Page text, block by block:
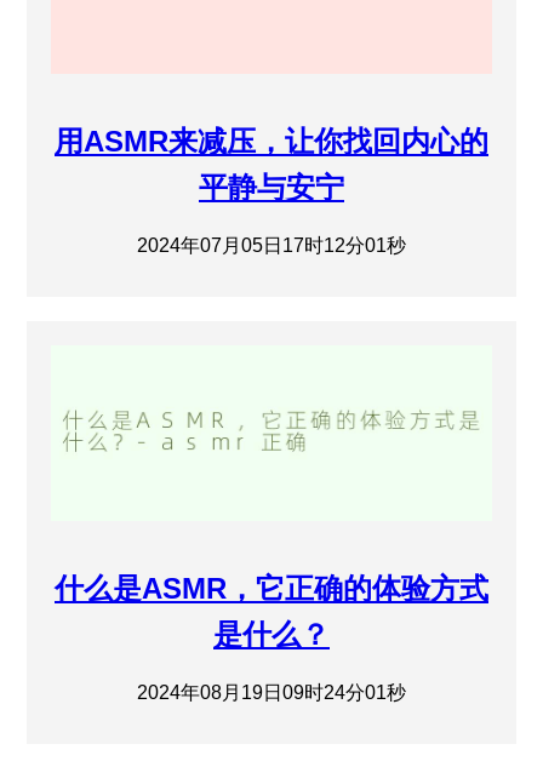
用ASMR来减压，让你找回内心的
平静与安宁
2024年07月05日17时12分01秒
什么是ASMR，它正确的体验方式
是什么？
2024年08月19日09时24分01秒